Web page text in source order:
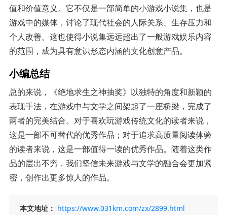
值和价值意义。它不仅是一部简单的小游戏小说集，也是
游戏中的媒体，讨论了现代社会的人际关系、生存压力和
个人改善。这也使得小说集远远超出了一般游戏娱乐内容
的范围，成为具有意识形态内涵的文化创意产品。
小编总结
总的来说，《绝地求生之神抽奖》以独特的角度和新颖的
表现手法，在游戏中与文学之间架起了一座桥梁，完成了
两者的完美结合。对于喜欢玩游戏传统文化的读者来说，
这是一部不可替代的优秀作品；对于追求高质量阅读体验
的读者来说，这是一部值得一读的优秀作品。随着这类作
品的层出不穷，我们坚信未来游戏与文学的融合会更加紧
密，创作出更多惊人的作品。
本文地址： https://www.031km.com/zx/2899.html